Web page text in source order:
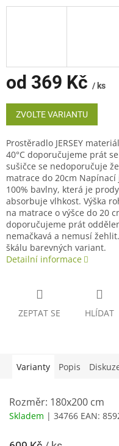
od 369 Kč / ks
Měrná
cena:
ZVOLTE VARIANTU
Prostěradlo JERSEY
40°C doporučujeme prát
sušičce se nedoporučuje
matrace do 20cm
100% bavlny, která je
absorbuje vlhkost. Výška
na matrace o výšce do 20
doporučujeme prát
nemačkavá a nemusí
škálu barevných variant.
Detailní informace
ZEPTAT SE HLÍDAT
Varianty Popis
Rozměr: 180x200 cm
Skladem | 34766 EAN: